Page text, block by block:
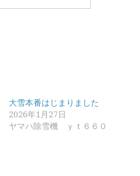
大雪本番はじまりました
2026年1月27日
ヤマハ除雪機 ｙｔ６６０